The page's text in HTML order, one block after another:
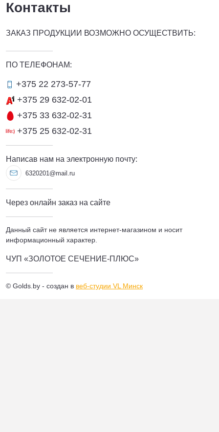
Контакты
ЗАКАЗ ПРОДУКЦИИ ВОЗМОЖНО ОСУЩЕСТВИТЬ:
ПО ТЕЛЕФОНАМ:
+375 22 273-57-77
+375 29 632-02-01
+375 33 632-02-31
+375 25 632-02-31
Написав нам на электронную почту:
6320201@mail.ru
Через онлайн заказ на сайте
Данный сайт не является интернет-магазином и носит
информационный характер.
ЧУП «ЗОЛОТОЕ СЕЧЕНИЕ-ПЛЮС»
© Golds.by - создан в веб-студии VL Минск